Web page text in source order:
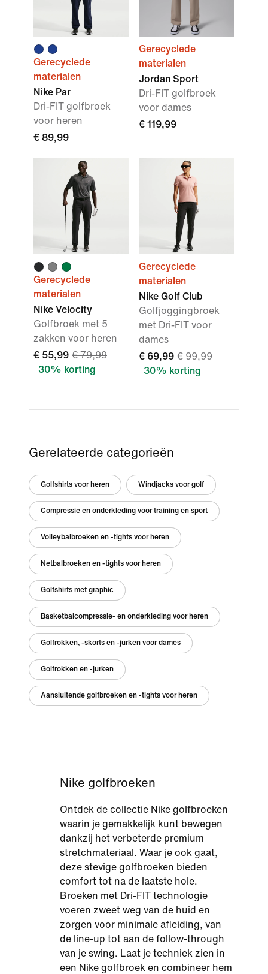
Gerecyclede
materialen
Nike Par
Dri-FIT golfbroek
voor heren
€ 89,99
Gerecyclede
materialen
Jordan Sport
Dri-FIT golfbroek
voor dames
€ 119,99
Gerecyclede
materialen
Nike Velocity
Golfbroek met 5
zakken voor heren
€ 55,99 € 79,99
30% korting
Gerecyclede
materialen
Nike Golf Club
Golfjoggingbroek
met Dri-FIT voor
dames
€ 69,99 € 99,99
30% korting
Gerelateerde categorieën
Golfshirts voor heren Windjacks voor golf
Compressie en onderkleding voor training en sport
Volleybalbroeken en -tights voor heren
Netbalbroeken en -tights voor heren
Golfshirts met graphic
Basketbalcompressie- en onderkleding voor heren
Golfrokken, -skorts en -jurken voor dames
Golfrokken en -jurken
Aansluitende golfbroeken en -tights voor heren
Nike golfbroeken
Ontdek de collectie Nike golfbroeken
waarin je gemakkelijk kunt bewegen
dankzij het verbeterde premium
stretchmateriaal. Waar je ook gaat,
deze stevige golfbroeken bieden
comfort tot na de laatste hole.
Broeken met Dri-FIT technologie
voeren zweet weg van de huid en
zorgen voor minimale afleiding, van
de line-up tot aan de follow-through
van je swing. Laat je techniek zien in
een Nike golfbroek en combineer hem